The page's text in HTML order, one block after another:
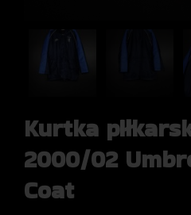
Kurtka
2000/02
Coat